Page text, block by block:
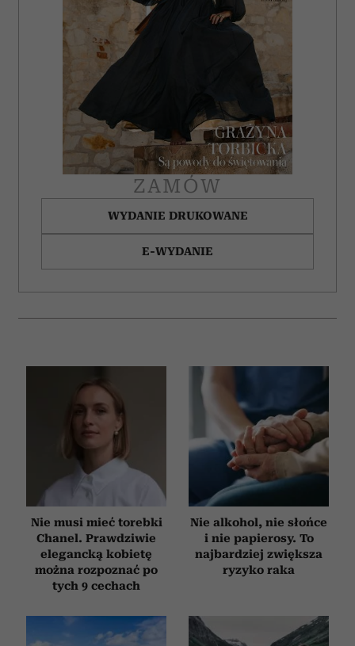
ZAMÓW
WYDANIE DRUKOWANE
E-WYDANIE
Nie musi mieć torebki
Chanel. Prawdziwie
elegancką kobietę
można rozpoznać po
tych 9 cechach
Nie alkohol, nie słońce
i nie papierosy. To
najbardziej zwiększa
ryzyko raka